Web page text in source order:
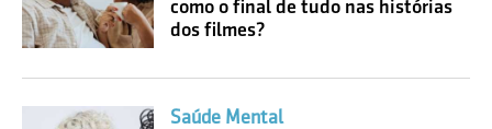
como o final de tudo nas histórias
dos filmes?
Saúde Mental